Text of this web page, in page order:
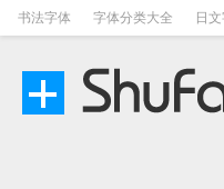
书法字体 字体分类大全 日